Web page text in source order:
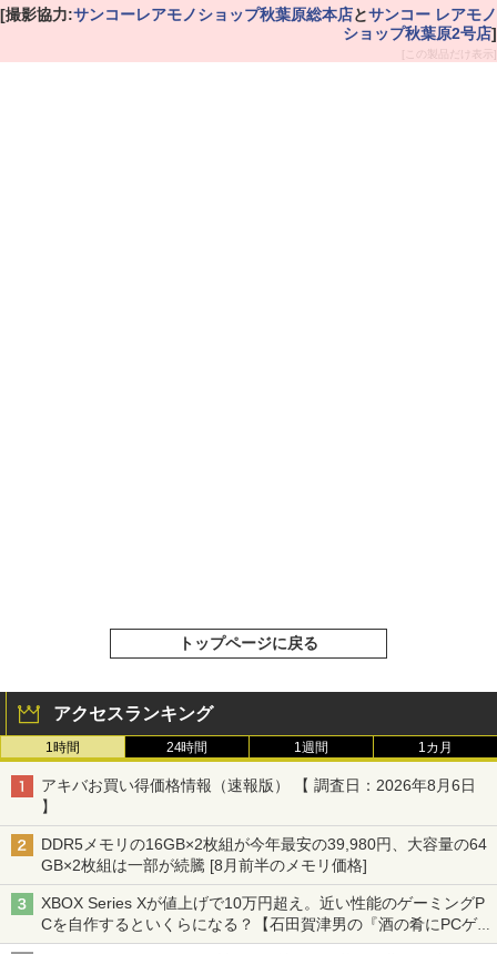
[撮影協力:サンコーレアモノショップ秋葉原総本店とサンコー レアモノ
ショップ秋葉原2号店]
[この製品だけ表示]
トップページに戻る
アクセスランキング
1時間 24時間 1週間 1カ月
アキバお買い得価格情報（速報版） 【 調査日：2026年8月6日
】
DDR5メモリの16GB×2枚組が今年最安の39,980円、大容量の64
GB×2枚組は一部が続騰 [8月前半のメモリ価格]
XBOX Series Xが値上げで10万円超え。近い性能のゲーミングP
Cを自作するといくらになる？【石田賀津男の『酒の肴にPCゲ
ーム』】